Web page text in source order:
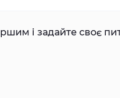
і задайте своє